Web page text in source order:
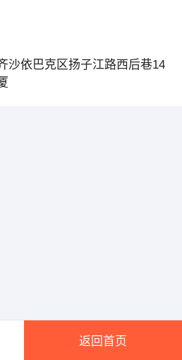
沙依巴克区扬子江路西后巷14
返回首页